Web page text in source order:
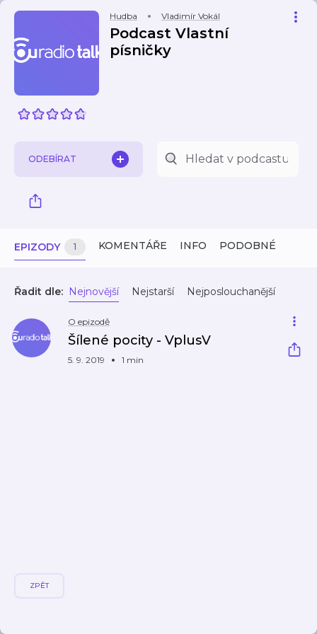
Hudba Vladimír Vokál
Podcast Vlastní
písničky
ODEBÍRAT
EPIZODY 1 KOMENTÁŘE INFO PODOBNÉ
Řadit dle: Nejnovější Nejstarší Nejposlouchanější
O epizodě
Šílené pocity - VplusV
5. 9. 2019 1 min
ZPĚT